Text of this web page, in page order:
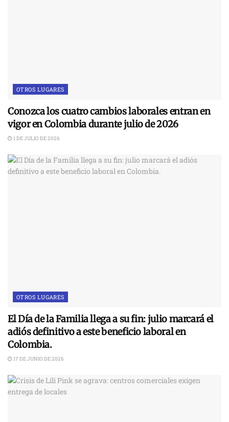
OTROS LUGARES
Conozca los cuatro cambios laborales entran en
vigor en Colombia durante julio de 2026
1 DE JULIO DE 2026
OTROS LUGARES
El Día de la Familia llega a su fin: julio marcará el
adiós definitivo a este beneficio laboral en
Colombia.
17 DE JUNIO DE 2026